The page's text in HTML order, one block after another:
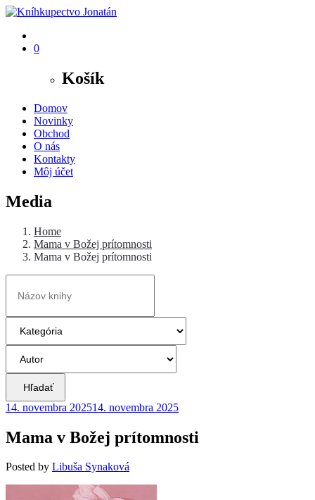
0
Košík
Domov
Novinky
Obchod
O nás
Kontakty
Môj účet
Media
Home
Mama v Božej prítomnosti
Mama v Božej prítomnosti
Hľadať
14. novembra 202514. novembra 2025
Mama v Božej prítomnosti
Posted by Libuša Synaková